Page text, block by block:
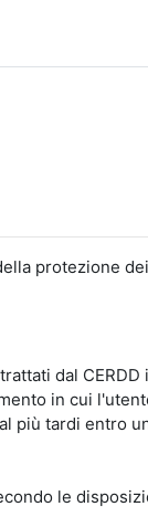
protezione
dal
in cui
più tardi entro
le